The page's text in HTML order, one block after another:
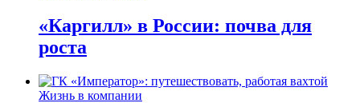
«Каргилл» в России: почва для
роста
Жизнь в компании